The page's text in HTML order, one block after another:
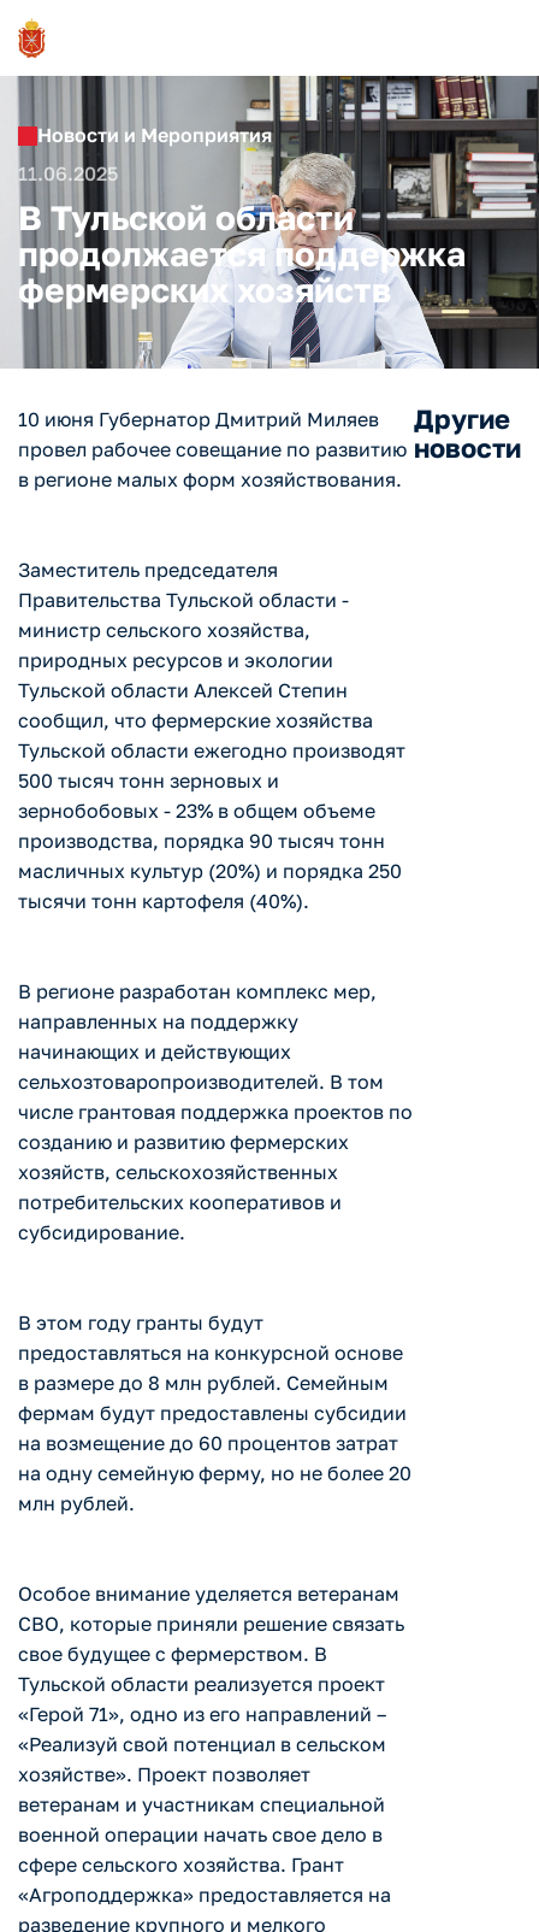
Новости и Мероприятия
11.06.2025
В Тульской области
продолжается поддержка
фермерских хозяйств
10 июня Губернатор Дмитрий Миляев
провел рабочее совещание по развитию
в регионе малых форм хозяйствования.
Заместитель председателя
Правительства Тульской области -
министр сельского хозяйства,
природных ресурсов и экологии
Тульской области Алексей Степин
сообщил, что фермерские хозяйства
Тульской области ежегодно производят
500 тысяч тонн зерновых и
зернобобовых - 23% в общем объеме
производства, порядка 90 тысяч тонн
масличных культур (20%) и порядка 250
тысячи тонн картофеля (40%).
В регионе разработан комплекс мер,
направленных на поддержку
начинающих и действующих
сельхозтоваропроизводителей. В том
числе грантовая поддержка проектов по
созданию и развитию фермерских
хозяйств, сельскохозяйственных
потребительских кооперативов и
субсидирование.
В этом году гранты будут
предоставляться на конкурсной основе
в размере до 8 млн рублей. Семейным
фермам будут предоставлены субсидии
на возмещение до 60 процентов затрат
на одну семейную ферму, но не более 20
млн рублей.
Особое внимание уделяется ветеранам
СВО, которые приняли решение связать
свое будущее с фермерством. В
Тульской области реализуется проект
«Герой 71», одно из его направлений –
«Реализуй свой потенциал в сельском
хозяйстве». Проект позволяет
ветеранам и участникам специальной
военной операции начать свое дело в
сфере сельского хозяйства. Грант
«Агроподдержка» предоставляется на
разведение крупного и мелкого
Другие
новости